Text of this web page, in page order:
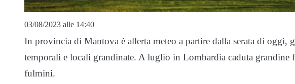
03/08/2023 alle 14:40
In provincia di Mantova è allerta meteo a partire dalla serata di oggi,
temporali e locali grandinate. A luglio in Lombardia caduta grandine
fulmini.